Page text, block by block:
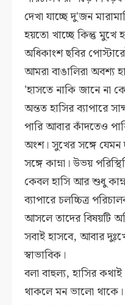
দেখা যাচ্ছে দু'জন
হয়তো খাচ্ছে কিন্তু মুখে
অধিকাংশ ছবির
আমরা বাঙালিরা অবশ্য
'হাসতে নাকি জানে না
অন্তত হাসির ব্যাপারে
পারি আবার কাঁদতেও
অংশ। সুখের সঙ্গে যেমন
সঙ্গে কাম্না। উভয়
কেবল হাসি আর শুধু
ব্যাপারে চলচ্চিত্র
আসলে তাদের বিষয়টি
সবাই হাসবে, আবার
স্বাভাবিক।
বলা বাহুল্য, হাসির
থাকলে মন ভালো